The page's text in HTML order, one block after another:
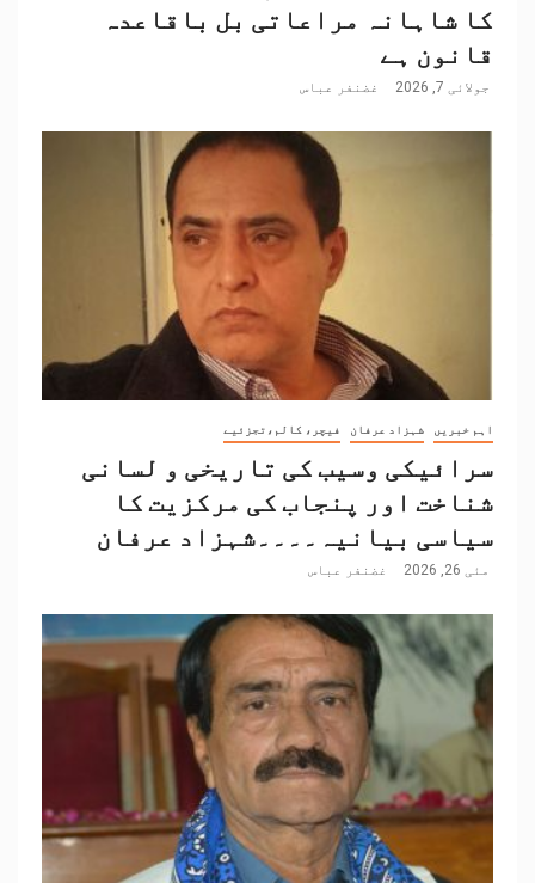
کا شاہانہ مراعاتی بل باقاعدہ
قانون ہے
جولائی 7, 2026 غضنفر عباس
اہم خبریں شہزاد عرفان فیچر، کالم،تجزئیے
سرائیکی وسیب کی تاریخی و لسانی
شناخت اور پنجاب کی مرکزیت کا
سیاسی بیانیہ۔۔۔۔شہزاد عرفان
مئی 26, 2026 غضنفر عباس